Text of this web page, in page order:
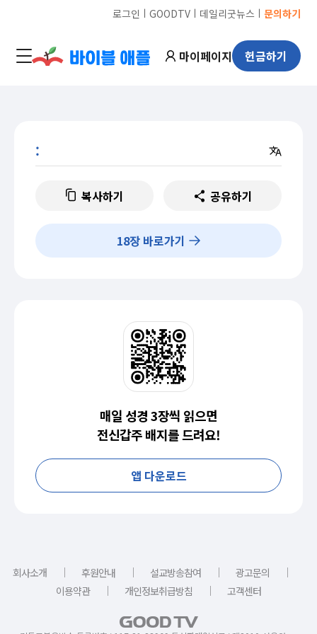
로그인 ㅣ GOODTVㅣ 데일리굿뉴스 ㅣ 문의하기
마이페이지 헌금하기
:
복사하기 공유하기
18장 바로가기
매일 성경 3장씩 읽으면
전신갑주 배지를 드려요!
앱 다운로드
회사소개 ｜ 후원안내 ｜ 설교방송참여 ｜ 광고문의
｜
이용약관
｜ 개인정보취급방침 ｜ 고객센터